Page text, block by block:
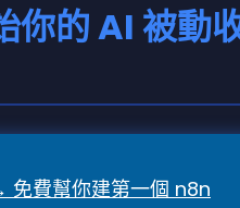
你的 AI 被動
免費幫你建第一個 n8n